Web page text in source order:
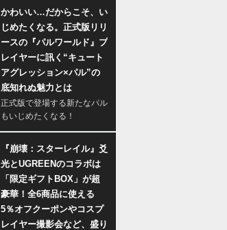
かわいい…だからこそ、い
じめたくなる。正式版リリ
ースの『パルワールド』プ
レイヤーに訊く“キュート
アグレッション×パル”の
底知れぬ魅力とは
正式版で登場する新たなパル
もいじめたくなる！
『崩壊：スターレイル』爻
光とUGREENのコラボは
「限定ギフトBOX」が超
豪華！全6商品に使える
5％オフクーポンやコスプ
レイヤー撮影会など、盛り